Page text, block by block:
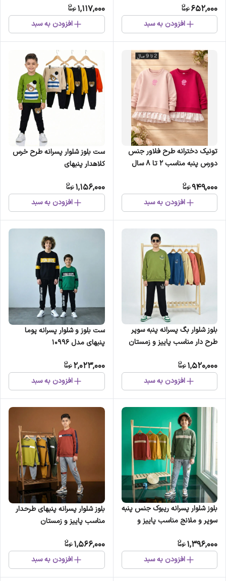
652,000
افزودن به سبد
1,117,000
افزودن به سبد
تونیک دخترانه طرح فلاور جنس
دورس پنبه مناسب 2 تا 8 سال
949,000
افزودن به سبد
ست بلوز شلوار پسرانه طرح خرس
کلاهدار پنبهای
1,156,000
افزودن به سبد
بلوز شلوار بگ پسرانه پنبه سوپر
طرح دار مناسب پاییز و زمستان
1,520,000
افزودن به سبد
ست بلوز و شلوار پسرانه پوما
پنبهای مدل 10996
2,023,000
افزودن به سبد
بلوز شلوار پسرانه ریبوک جنس پنبه
سوپر و ملانج مناسب پاییز و
1,396,000
افزودن به سبد
بلوز شلوار پسرانه پنبهای طرحدار
مناسب پاییز و زمستان
1,566,000
افزودن به سبد